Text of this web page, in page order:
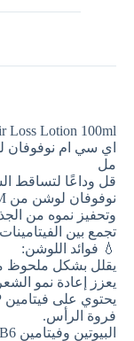
Loss Lotion 100ml
مل
قل وداعًا لتساقط
وتحفيز نموه من
تجمع بين
💧 فوائد اللوشن:
يقلل بشكل ملحوظ
يعزز إعادة نمو الشعر
فروة الرأس.